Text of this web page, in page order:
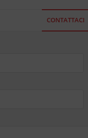
CONTATTACI